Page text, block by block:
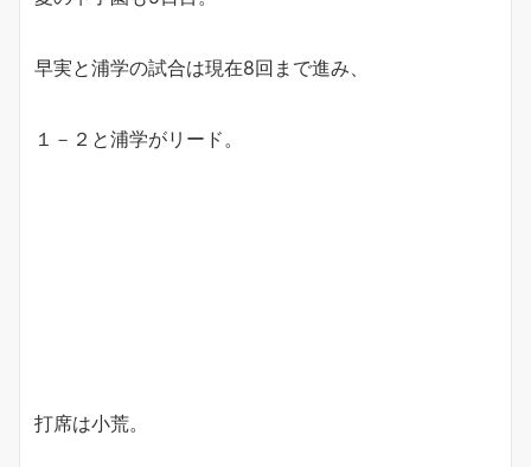
早実と浦学の試合は現在8回まで進み、
１－２と浦学がリード。
打席は小荒。